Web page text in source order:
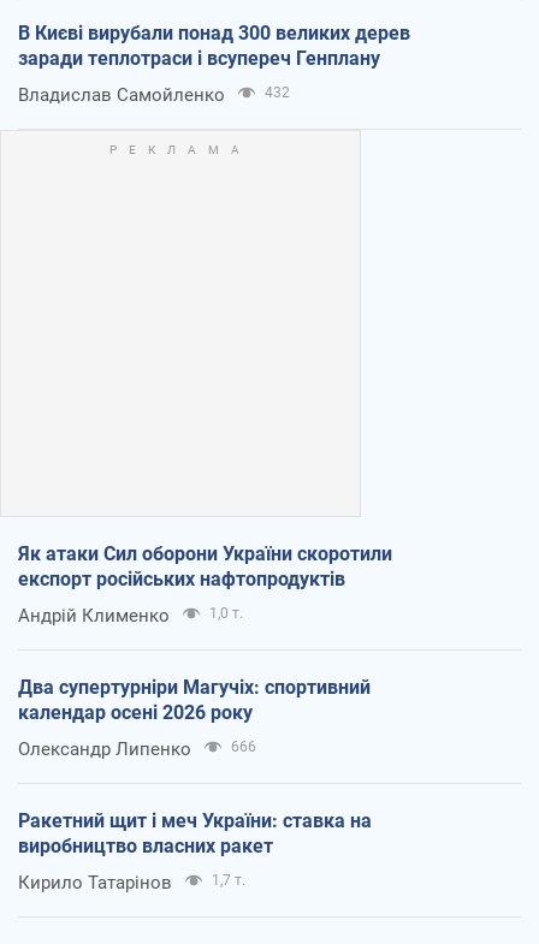
В Києві вирубали понад 300 великих дерев
заради теплотраси і всупереч Генплану
Владислав Самойленко 432
Як атаки Сил оборони України скоротили
експорт російських нафтопродуктів
Андрій Клименко 1,0 т.
Два супертурніри Магучіх: спортивний
календар осені 2026 року
Олександр Липенко 666
Ракетний щит і меч України: ставка на
виробництво власних ракет
Кирило Татарінов 1,7 т.